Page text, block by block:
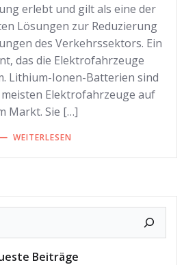
erlebt und gilt als eine der
Lösungen zur Reduzierung
des Verkehrssektors. Ein
das die Elektrofahrzeuge
Lithium-Ionen-Batterien sind
Elektrofahrzeuge auf
Markt. Sie […]
WEITERLESEN
Beiträge